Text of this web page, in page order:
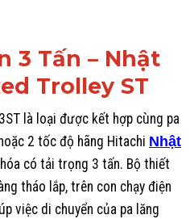
3 Tấn – Nhật
Trolley ST
là loại được kết hợp cùng pa
2 tốc độ hãng Hitachi Nhật
có tải trọng 3 tấn. Bộ thiết
tháo lắp, trên con chạy điện
việc di chuyển của pa lăng